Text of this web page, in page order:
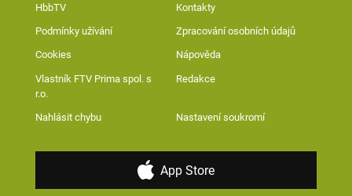
HbbTV Kontakty
Podmínky užívání Zpracování osobních údajů
Cookies Nápověda
Vlastník FTV Prima spol. s
r.o.
Redakce
Nahlásit chybu Nastavení soukromí
App Store